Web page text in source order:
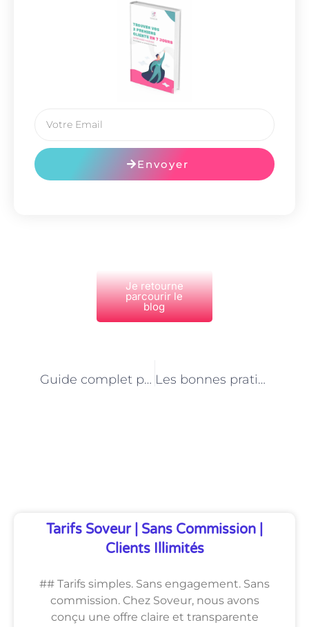
Envoyer
Je retourne
parcourir le
blog
Guide complet pour trouver un emploi de développeur d’applications mobiles à Paris Les bonnes pratiques en matière de sécurité des réseaux à Paris : rôle du consultant
Tarifs Soveur | Sans Commission |
Clients Illimités
## Tarifs simples. Sans engagement. Sans
commission. Chez Soveur, nous avons
conçu une offre claire et transparente